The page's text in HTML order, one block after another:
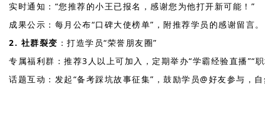
实时通知：“您推荐的小王已报名，感谢您为他打开新可能！”
成果公示：每月公布“口碑大使榜单”，附推荐学员的感谢留言
2. 社群裂变 ：打造学员“荣誉朋友圈”
专属福利群：推荐3人以上可加入，定期举办“学霸经验直播”“
话题互动：发起“备考踩坑故事征集”，鼓励学员@好友参与，